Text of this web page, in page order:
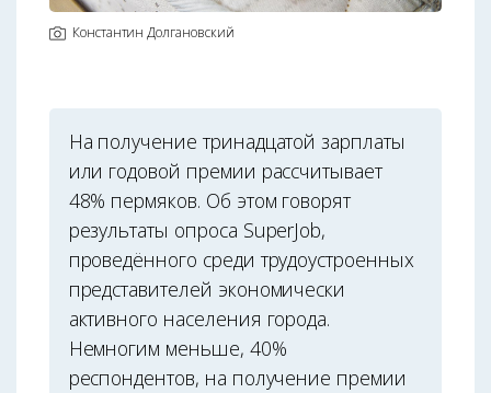
Константин Долгановский
На получение тринадцатой зарплаты
или годовой премии рассчитывает
48% пермяков. Об этом говорят
результаты опроса SuperJob,
проведённого среди трудоустроенных
представителей экономически
активного населения города.
Немногим меньше, 40%
респондентов, на получение премии